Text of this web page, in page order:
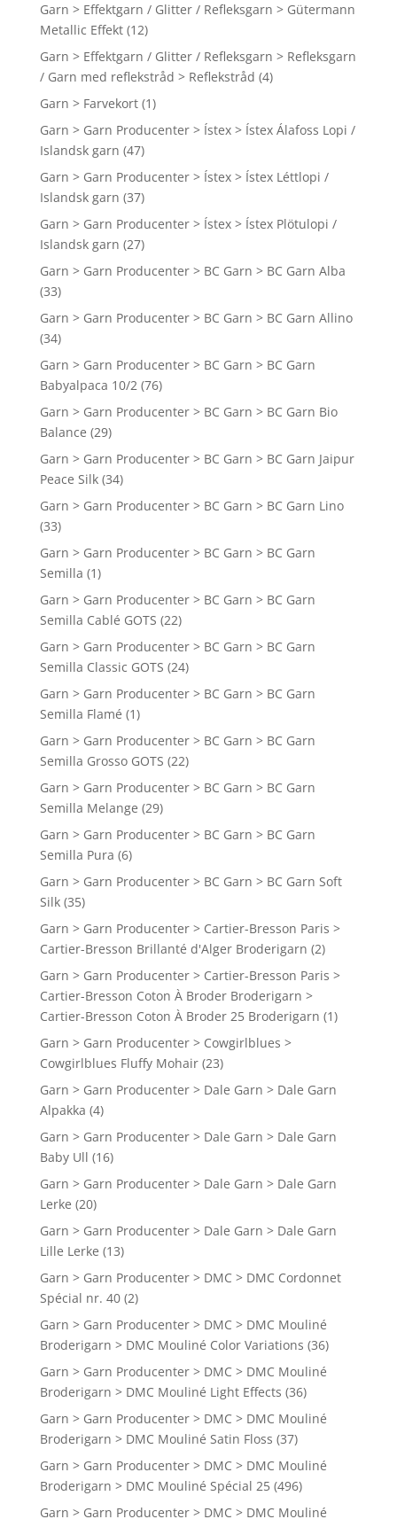
Garn > Effektgarn / Glitter / Refleksgarn > Gütermann
Metallic Effekt (12)
Garn > Effektgarn / Glitter / Refleksgarn > Refleksgarn
/ Garn med reflekstråd > Reflekstråd (4)
Garn > Farvekort (1)
Garn > Garn Producenter > Ístex > Ístex Álafoss Lopi /
Islandsk garn (47)
Garn > Garn Producenter > Ístex > Ístex Léttlopi /
Islandsk garn (37)
Garn > Garn Producenter > Ístex > Ístex Plötulopi /
Islandsk garn (27)
Garn > Garn Producenter > BC Garn > BC Garn Alba
(33)
Garn > Garn Producenter > BC Garn > BC Garn Allino
(34)
Garn > Garn Producenter > BC Garn > BC Garn
Babyalpaca 10/2 (76)
Garn > Garn Producenter > BC Garn > BC Garn Bio
Balance (29)
Garn > Garn Producenter > BC Garn > BC Garn Jaipur
Peace Silk (34)
Garn > Garn Producenter > BC Garn > BC Garn Lino
(33)
Garn > Garn Producenter > BC Garn > BC Garn
Semilla (1)
Garn > Garn Producenter > BC Garn > BC Garn
Semilla Cablé GOTS (22)
Garn > Garn Producenter > BC Garn > BC Garn
Semilla Classic GOTS (24)
Garn > Garn Producenter > BC Garn > BC Garn
Semilla Flamé (1)
Garn > Garn Producenter > BC Garn > BC Garn
Semilla Grosso GOTS (22)
Garn > Garn Producenter > BC Garn > BC Garn
Semilla Melange (29)
Garn > Garn Producenter > BC Garn > BC Garn
Semilla Pura (6)
Garn > Garn Producenter > BC Garn > BC Garn Soft
Silk (35)
Garn > Garn Producenter > Cartier-Bresson Paris >
Cartier-Bresson Brillanté d'Alger Broderigarn (2)
Garn > Garn Producenter > Cartier-Bresson Paris >
Cartier-Bresson Coton À Broder Broderigarn >
Cartier-Bresson Coton À Broder 25 Broderigarn (1)
Garn > Garn Producenter > Cowgirlblues >
Cowgirlblues Fluffy Mohair (23)
Garn > Garn Producenter > Dale Garn > Dale Garn
Alpakka (4)
Garn > Garn Producenter > Dale Garn > Dale Garn
Baby Ull (16)
Garn > Garn Producenter > Dale Garn > Dale Garn
Lerke (20)
Garn > Garn Producenter > Dale Garn > Dale Garn
Lille Lerke (13)
Garn > Garn Producenter > DMC > DMC Cordonnet
Spécial nr. 40 (2)
Garn > Garn Producenter > DMC > DMC Mouliné
Broderigarn > DMC Mouliné Color Variations (36)
Garn > Garn Producenter > DMC > DMC Mouliné
Broderigarn > DMC Mouliné Light Effects (36)
Garn > Garn Producenter > DMC > DMC Mouliné
Broderigarn > DMC Mouliné Satin Floss (37)
Garn > Garn Producenter > DMC > DMC Mouliné
Broderigarn > DMC Mouliné Spécial 25 (496)
Garn > Garn Producenter > DMC > DMC Mouliné